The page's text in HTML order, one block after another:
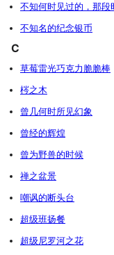
不知何时见过的，那段
不知名的纪念银币
C
草莓雷光巧克力脆脆棒
梣之木
曾几何时所见幻象
曾经的辉煌
曾为野兽的时候
禅之盆景
嘲讽的断头台
超级班扬餐
超级尼罗河之花